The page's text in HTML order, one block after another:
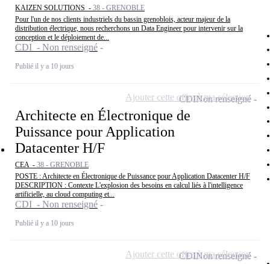
KAIZEN SOLUTIONS - 38 - GRENOBLE
Pour l'un de nos clients industriels du bassin grenoblois, acteur majeur de la
distribution électrique, nous recherchons un Data Engineer pour intervenir sur la
conception et le déploiement de...
CDI - Non renseigné
Publié il y a 10 jours
Architecte en Électronique de
Puissance pour Application
Datacenter H/F
CEA - 38 - GRENOBLE
POSTE : Architecte en Électronique de Puissance pour Application Datacenter H/F
DESCRIPTION : Contexte L'explosion des besoins en calcul liés à l'intelligence
artificielle, au cloud computing et...
CDI - Non renseigné
Publié il y a 10 jours
CDINon renseigné
Ajouter cette offre à ma sélection
CDINon renseigné
Ajouter cette offre à ma sélection